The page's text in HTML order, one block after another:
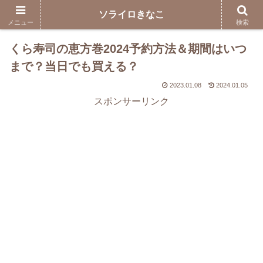
くら寿司の恵方巻2024予約方法＆期間はいつ
まで？当日でも買える？
2023.01.08 2024.01.05
スポンサーリンク
メニュー
ソライロきなこ
検索